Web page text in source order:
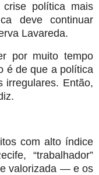
política mais
deve continuar
Lavareda.
por muito tempo
é de que a política
irregulares. Então,
com alto índice
“trabalhador”
valorizada — e os